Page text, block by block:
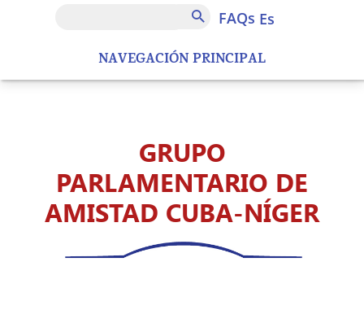
NAVEGACIÓN PRINCIPAL
FAQs
FAQs es
GRUPO
PARLAMENTARIO DE
AMISTAD CUBA-NÍGER